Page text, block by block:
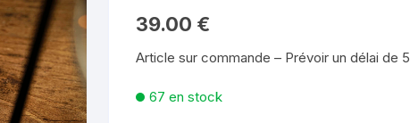
Chop Cup – Gobelets
Tours de
Neige – Rubans – Steamers
Ballons
Aimants
39.00 €
Article sur commande – Prévoir un délai de 5
67 en stock